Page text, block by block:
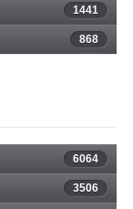
1441
868
6064
3506